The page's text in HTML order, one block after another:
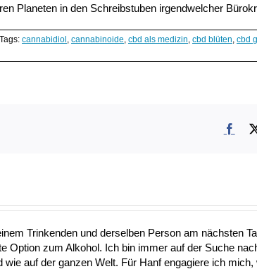
Planeten in den Schreibstuben irgendwelcher
Tags: cannabidiol, cannabinoide, cbd als medizin, cbd blüten, cbd
Trinkenden und derselben Person am nächsten
Option zum Alkohol. Ich bin immer auf der Suche
auf der ganzen Welt. Für Hanf engagiere ich